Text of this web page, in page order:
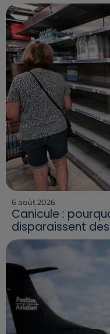
6 août 2026
Canicule :
disparaissent